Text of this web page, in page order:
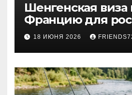
Шенгенская виза
Францию для
2026 году: сроки
и список
документов
18 ИЮНЯ 2026